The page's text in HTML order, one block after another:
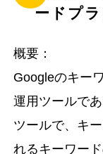
ードプ
概要：
Googleのキー
運用ツールで
ツールで、キ
れるキーワー